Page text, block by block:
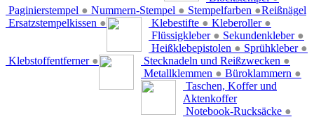
Paginierstempel ● Nummern-Stempel ● Stempelfarben ●
Ersatzstempelkissen ● Klebestifte ● Kleberoller ●
Flüssigkleber ● Sekundenkleber ●
Heißklebepistolen ● Sprühkleber ●
Klebstoffentferner ●
Reißnägel
Stecknadeln und Reißzwecken ●
Metallklemmen ● Büroklammern ●
Taschen, Koffer und
Aktenkoffer
Notebook-Rucksäcke ●